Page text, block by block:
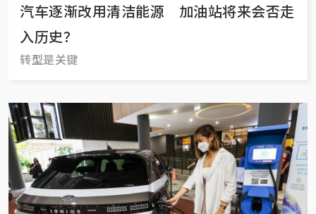
汽车逐渐改用清洁能源 加油站将来会否走
入历史？
转型是关键